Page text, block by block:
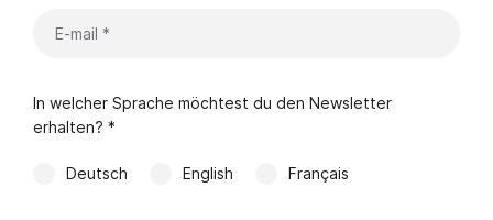
In welcher Sprache möchtest du den Newsletter
erhalten? *
Deutsch English Français